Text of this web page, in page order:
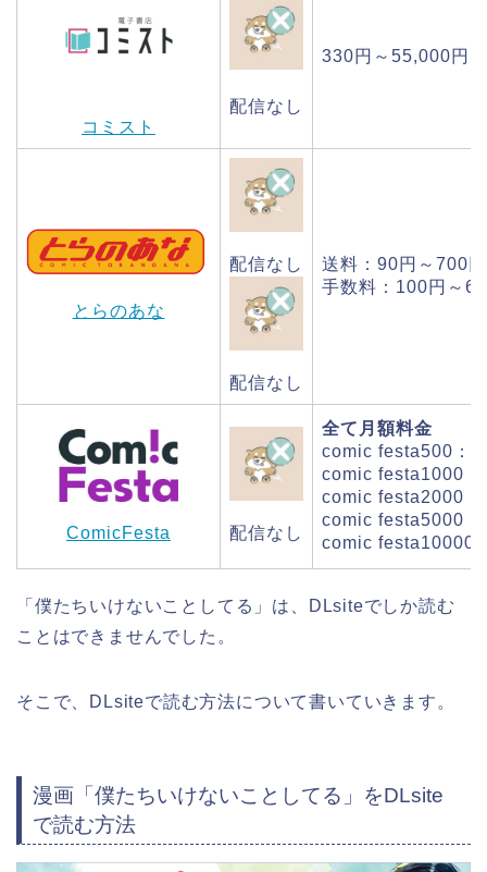
コミスト
配信なし
330円～55,000円
とらのあな
配信なし
配信なし
送料：90円～700円
手数料：100円～
ComicFesta 配信なし
全て月額料金
comic festa500：
comic festa1000：
comic festa2000：
comic festa5000：
comic festa10000
「僕たちいけないことしてる」は、DLsiteでしか読む
ことはできませんでした。
そこで、DLsiteで読む方法について書いていきます。
漫画「僕たちいけないことしてる」をDLsite
で読む方法